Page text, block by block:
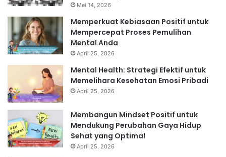
Mei 14, 2026
Memperkuat Kebiasaan Positif untuk
Mempercepat Proses Pemulihan
Mental Anda
April 25, 2026
Mental Health: Strategi Efektif untuk
Memelihara Kesehatan Emosi Pribadi
April 25, 2026
Membangun Mindset Positif untuk
Mendukung Perubahan Gaya Hidup
Sehat yang Optimal
April 25, 2026